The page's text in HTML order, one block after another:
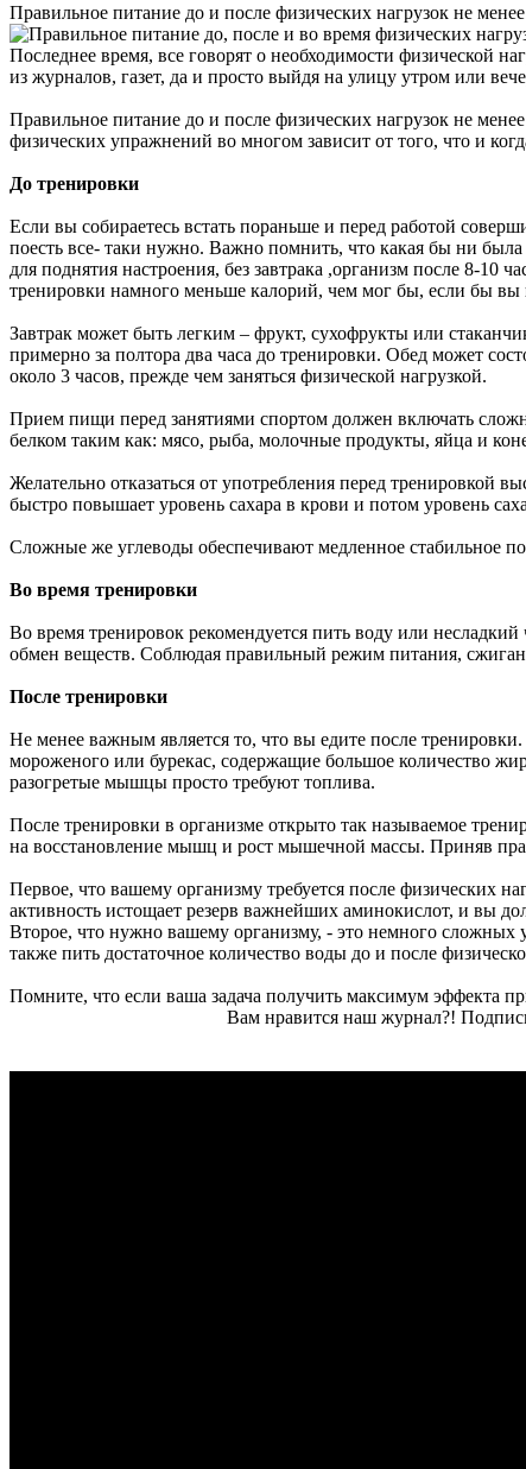
Правильное питание до и после физических нагрузок не
Последнее время, все говорят о необходимости физической
из журналов, газет, да и просто выйдя на улицу утром или
Правильное питание до и после физических нагрузок не
физических упражнений во многом зависит от того, что и
До тренировки
Если вы собираетесь встать пораньше и перед работой
поесть все- таки нужно. Важно помнить, что какая бы ни
для поднятия настроения, без завтрака ,организм после 8-10
тренировки намного меньше калорий, чем мог бы, если бы вы
Завтрак может быть легким – фрукт, сухофрукты или
примерно за полтора два часа до тренировки. Обед может
около 3 часов, прежде чем заняться физической нагрузкой.
Прием пищи перед занятиями спортом должен включать
белком таким как: мясо, рыба, молочные продукты, яйца и
Желательно отказаться от употребления перед тренировкой
быстро повышает уровень сахара в крови и потом уровень
Сложные же углеводы обеспечивают медленное стабильное
Во время тренировки
Во время тренировок рекомендуется пить воду или
обмен веществ. Соблюдая правильный режим питания,
После тренировки
Не менее важным является то, что вы едите после
мороженого или бурекас, содержащие большое количество
разогретые мышцы просто требуют топлива.
После тренировки в организме открыто так называемое
на восстановление мышц и рост мышечной массы. Приняв
Первое, что вашему организму требуется после физических
активность истощает резерв важнейших аминокислот, и вы
Второе, что нужно вашему организму, - это немного сложных
также пить достаточное количество воды до и после
Помните, что если ваша задача получить максимум эффекта
Вам нравится наш журнал?!